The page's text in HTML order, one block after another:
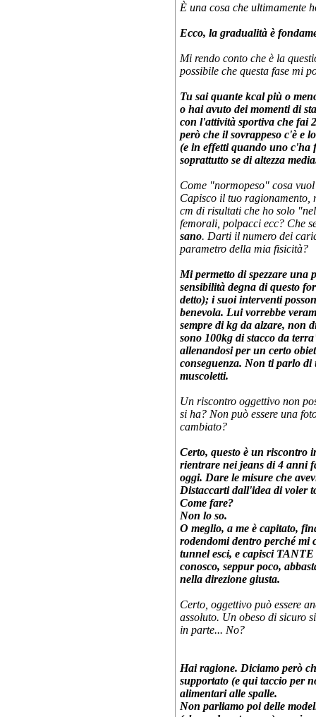
È una cosa che ultimamente
Ecco, la gradualità è
Mi rendo conto che è la
possibile che questa fase mi
Tu sai quante kcal più o
o hai avuto dei momenti di
con l'attività sportiva che fai
però che il sovrappeso c'è e
(e in effetti quando uno c'ha
soprattutto se di altezza
Come "normopeso" cosa
Capisco il tuo ragionamento,
cm di risultati che ho solo
femorali, polpacci ecc? Che
sano. Darti il numero dei
parametro della mia fisicità?
Mi permetto di spezzare
sensibilità degna di questo
detto); i suoi interventi
benevola. Lui vorrebbe
sempre di kg da alzare, non
sono 100kg di stacco da
allenandosi per un certo
conseguenza. Non ti parlo
muscoletti.
Un riscontro oggettivo non
si ha? Non può essere una
cambiato?
Certo, questo è un riscontro
rientrare nei jeans di 4 anni
oggi. Dare le misure che
Distaccarti dall'idea di voler
Come fare?
Non lo so.
O meglio, a me è capitato,
rodendomi dentro perché mi
tunnel esci, e capisci
conosco, seppur poco,
nella direzione giusta.
Certo, oggettivo può essere
assoluto. Un obeso di sicuro
in parte... No?
Hai ragione. Diciamo però
supportato (e qui taccio per
alimentari alle spalle.
Non parliamo poi delle